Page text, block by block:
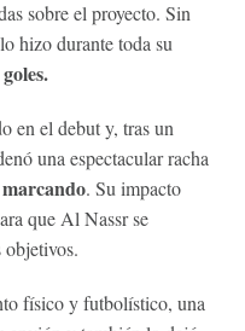
sobre el proyecto. Sin
hizo durante toda su
en el debut y, tras un
una espectacular racha
marcando. Su impacto
que Al Nassr se
objetivos.
físico y futbolístico, una